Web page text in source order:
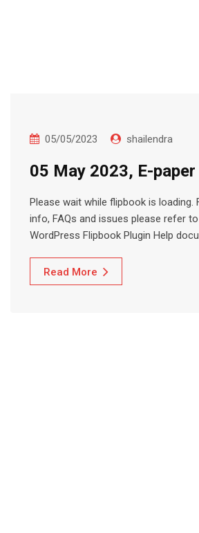
05/05/2023 shailendra
05 May 2023, E-paper
Please wait while flipbook is loading.
info, FAQs and issues please refer to
WordPress Flipbook Plugin Help
Read More